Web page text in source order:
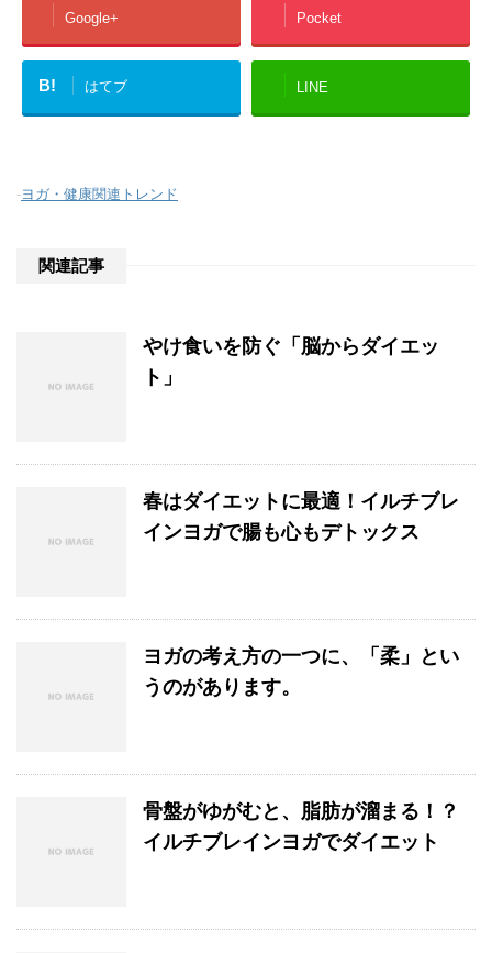
Google+ Pocket
B! はてブ LINE
-ヨガ・健康関連トレンド
関連記事
やけ食いを防ぐ「脳からダイエッ
ト」
春はダイエットに最適！イルチブレ
インヨガで腸も心もデトックス
ヨガの考え方の一つに、「柔」とい
うのがあります。
骨盤がゆがむと、脂肪が溜まる！？
イルチブレインヨガでダイエット